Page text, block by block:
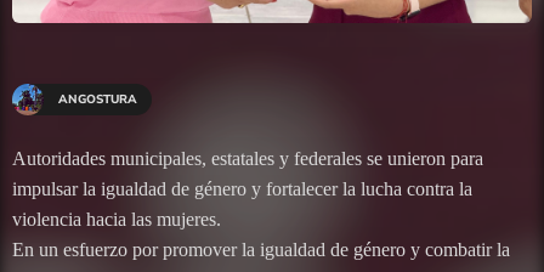
ANGOSTURA
Autoridades municipales, estatales y federales se unieron para
impulsar la igualdad de género y fortalecer la lucha contra la
violencia hacia las mujeres.
En un esfuerzo por promover la igualdad de género y combatir la